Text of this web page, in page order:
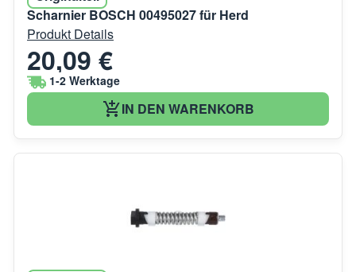
Scharnier BOSCH 00495027 für Herd
Produkt Details
20,09 €
1-2 Werktage
IN DEN WARENKORB